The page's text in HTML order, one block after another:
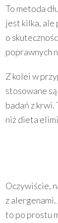
To metoda
jest kilka,
o
poprawnych
Z kolei w
stosowane
badań z krwi.
niż dieta
Oczywiście,
z
to po prostu